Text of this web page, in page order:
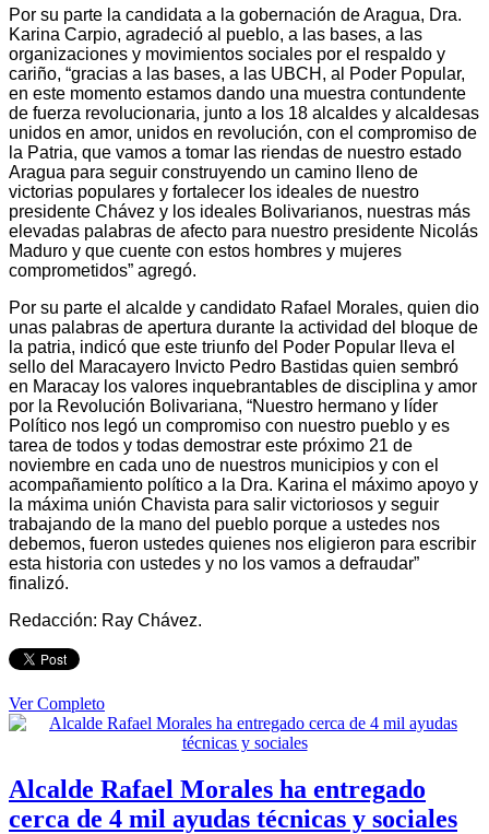
Por su parte la candidata a la gobernación de Aragua, Dra.
Karina Carpio, agradeció al pueblo, a las bases, a las
organizaciones y movimientos sociales por el respaldo y
cariño, “gracias a las bases, a las UBCH, al Poder Popular,
en este momento estamos dando una muestra contundente
de fuerza revolucionaria, junto a los 18 alcaldes y alcaldesas
unidos en amor, unidos en revolución, con el compromiso de
la Patria, que vamos a tomar las riendas de nuestro estado
Aragua para seguir construyendo un camino lleno de
victorias populares y fortalecer los ideales de nuestro
presidente Chávez y los ideales Bolivarianos, nuestras más
elevadas palabras de afecto para nuestro presidente Nicolás
Maduro y que cuente con estos hombres y mujeres
comprometidos” agregó.
Por su parte el alcalde y candidato Rafael Morales, quien dio
unas palabras de apertura durante la actividad del bloque de
la patria, indicó que este triunfo del Poder Popular lleva el
sello del Maracayero Invicto Pedro Bastidas quien sembró
en Maracay los valores inquebrantables de disciplina y amor
por la Revolución Bolivariana, “Nuestro hermano y líder
Político nos legó un compromiso con nuestro pueblo y es
tarea de todos y todas demostrar este próximo 21 de
noviembre en cada uno de nuestros municipios y con el
acompañamiento político a la Dra. Karina el máximo apoyo y
la máxima unión Chavista para salir victoriosos y seguir
trabajando de la mano del pueblo porque a ustedes nos
debemos, fueron ustedes quienes nos eligieron para escribir
esta historia con ustedes y no los vamos a defraudar”
finalizó.
Redacción: Ray Chávez.
Ver Completo
Alcalde Rafael Morales ha entregado
cerca de 4 mil ayudas técnicas y sociales